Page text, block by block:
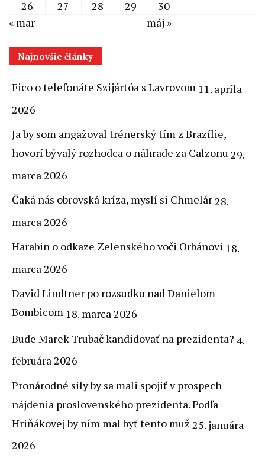
« mar máj »
26
27 28 29 30
Najnovšie články
Fico o telefonáte Szijártóa s Lavrovom 11. apríla
2026
Ja by som angažoval trénerský tím z Brazílie,
hovorí bývalý rozhodca o náhrade za Calzonu 29.
marca 2026
Čaká nás obrovská kríza, myslí si Chmelár 28.
marca 2026
Harabin o odkaze Zelenského voči Orbánovi 18.
marca 2026
David Lindtner po rozsudku nad Danielom
Bombicom 18. marca 2026
Bude Marek Trubač kandidovať na prezidenta? 4.
februára 2026
Pronárodné sily by sa mali spojiť v prospech
nájdenia proslovenského prezidenta. Podľa
Hriňákovej by ním mal byť tento muž 25. januára
2026